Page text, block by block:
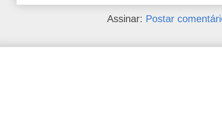
Assinar: Postar